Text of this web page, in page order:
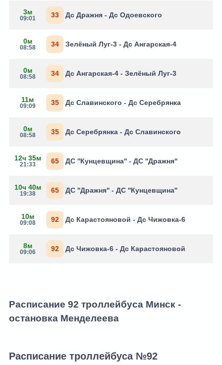
3м
09:01 33 Дс Дражня - Дс Одоевского
0м
08:58 34 Зелёный Луг-3 - Дс Ангарская-4
0м
08:58 34 Дс Ангарская-4 - Зелёный Луг-3
11м
09:09 35 Дс Славинского - Дс Серебрянка
0м
08:58 35 Дс Серебрянка - Дс Славинского
12ч 35м
21:33 65 ДС ''Кунцевщина'' - ДС ''Дражня''
10ч 40м
19:38 65 ДС ''Дражня'' - ДС ''Кунцевщина''
10м
09:08 92 Дс Карастояновой - Дс Чижовка-6
8м
09:06 92 Дс Чижовка-6 - Дс Карастояновой
Расписание 92 троллейбуса Минск -
остановка Менделеева
Расписание троллейбуса №92